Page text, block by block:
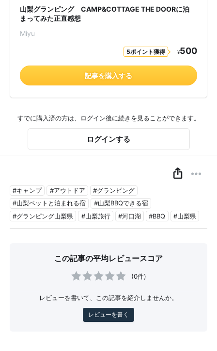
山梨グランピング CAMP&COTTAGE THE DOORに泊
まってみた正直感想
Miyu
5ポイント獲得 ¥500
記事を購入する
すでに購入済の方は、ログイン後に続きを見ることができます。
ログインする
#キャンプ #アウトドア
#グランピング
#山梨ペットと泊まれる宿
#山梨BBQできる宿
#グランピング山梨県
#山梨旅行 #河口湖 #BBQ #山梨県
この記事の平均レビュースコア
(0件)
レビューを書いて、この記事を紹介しませんか。
レビューを書く